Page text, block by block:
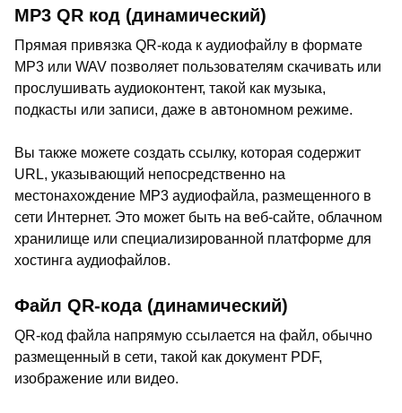
MP3 QR код (динамический)
Прямая привязка QR-кода к аудиофайлу в формате
MP3 или WAV позволяет пользователям скачивать или
прослушивать аудиоконтент, такой как музыка,
подкасты или записи, даже в автономном режиме.
Вы также можете создать ссылку, которая содержит
URL, указывающий непосредственно на
местонахождение MP3 аудиофайла, размещенного в
сети Интернет. Это может быть на веб-сайте, облачном
хранилище или специализированной платформе для
хостинга аудиофайлов.
Файл QR-кода (динамический)
QR-код файла напрямую ссылается на файл, обычно
размещенный в сети, такой как документ PDF,
изображение или видео.